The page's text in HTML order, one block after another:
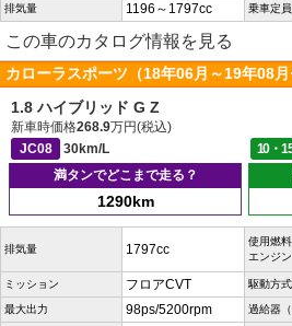
排気量 1196～1797cc 乗車定員
この車のカタログ情報を見る
カローラスポーツ（18年06月～19年08
1.8 ハイブリッド G Z
新車時価格268.9万円(税込)
JC08
30km/L 10・
満タンでどこまで走る？
1290km
排気量 1797cc
使用燃料
エンジン
ミッション フロアCVT 駆動方式
最大出力 98ps/5200rpm 過給器（